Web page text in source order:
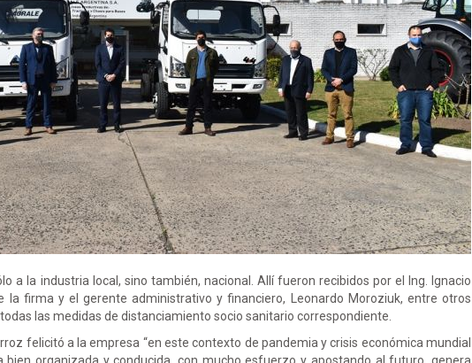
a la industria local, sino también, nacional. Allí fueron recibidos por el Ing. Ignacio
la firma y el gerente administrativo y financiero, Leonardo Moroziuk, entre otros
las medidas de distanciamiento socio sanitario correspondiente.
felicitó a la empresa “en este contexto de pandemia y crisis económica mundial